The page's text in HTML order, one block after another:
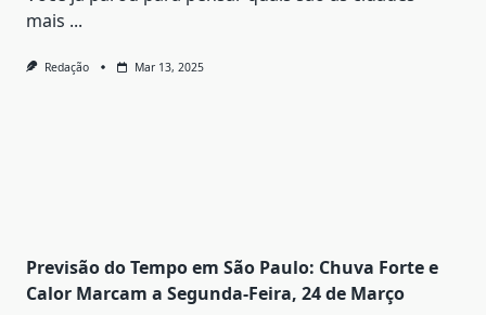
mais ...
Redação Mar 13, 2025
Previsão do Tempo em São Paulo: Chuva Forte e
Calor Marcam a Segunda-Feira, 24 de Março